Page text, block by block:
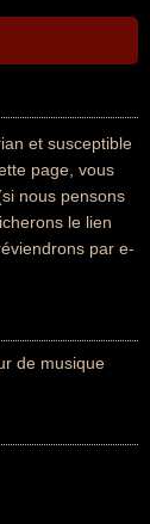
et susceptible
page, vous
nous pensons
le lien
par e-
de musique